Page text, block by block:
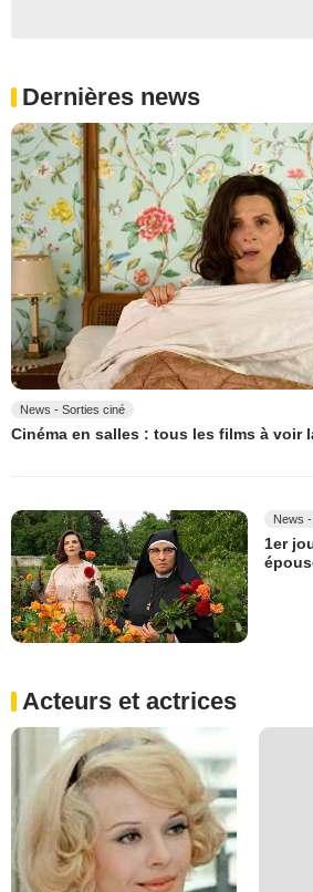
Dernières news
News - Sorties ciné
Cinéma en salles : tous les films à voir
News
1er
Acteurs et actrices